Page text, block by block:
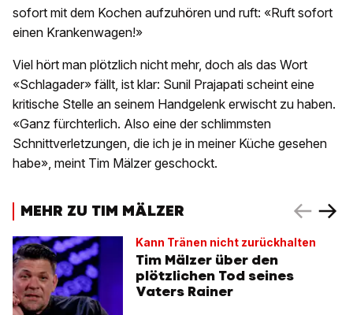
sofort mit dem Kochen aufzuhören und ruft: «Ruft sofort
einen Krankenwagen!»
Viel hört man plötzlich nicht mehr, doch als das Wort
«Schlagader» fällt, ist klar: Sunil Prajapati scheint eine
kritische Stelle an seinem Handgelenk erwischt zu haben.
«Ganz fürchterlich. Also eine der schlimmsten
Schnittverletzungen, die ich je in meiner Küche gesehen
habe», meint Tim Mälzer geschockt.
MEHR ZU TIM MÄLZER
Kann Tränen nicht zurückhalten
Tim Mälzer über den
plötzlichen Tod seines
Vaters Rainer